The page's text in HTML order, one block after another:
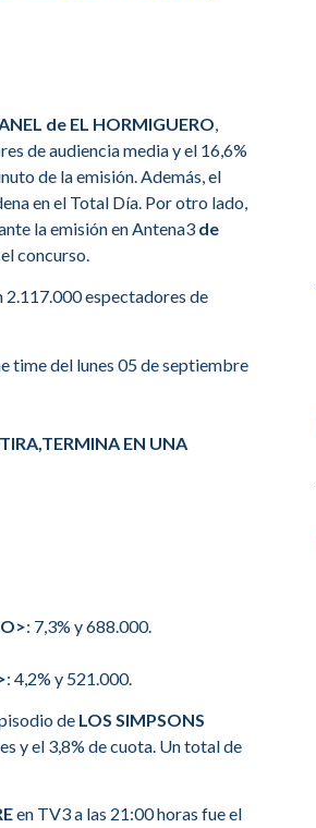
de EL HORMIGUERO
de audiencia media y el 16,6%
de la emisión. Además, el
en el Total Día. Por otro lado,
la emisión en Antena3 de
concurso.
espectadores de
time del lunes 05 de septiembre
EN UNA
: 7,3% y 688.000.
: 4,2% y 521.000.
de LOS SIMPSONS
y el 3,8% de cuota. Un total de
en TV3 a las 21:00 horas fue el